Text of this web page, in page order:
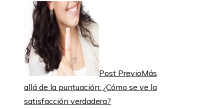
Post PrevioMás
allá de la puntuación: ¿Cómo se ve la
satisfacción verdadera?